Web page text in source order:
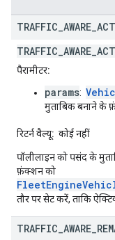
TRAFFIC AWARE
पैरामीटर:
params:
मुताबिक बनाने के
रिटर्न वैल्यू: कोई नहीं
पॉलीलाइन को पसंद के
फ़ंक्शन को
तौर पर सेट करें, ताकि
TRAFFIC AWARE